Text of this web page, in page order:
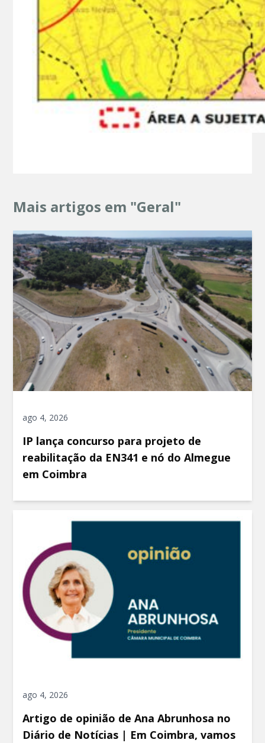
Mais artigos em "Geral"
ago 4, 2026
IP lança concurso para projeto de
reabilitação da EN341 e nó do Almegue
em Coimbra
ago 4, 2026
Artigo de opinião de Ana Abrunhosa no
Diário de Notícias | Em Coimbra, vamos